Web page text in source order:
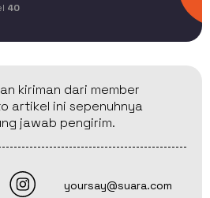
40
kiriman dari member
artikel ini sepenuhnya
jawab pengirim.
yoursay@suara.com